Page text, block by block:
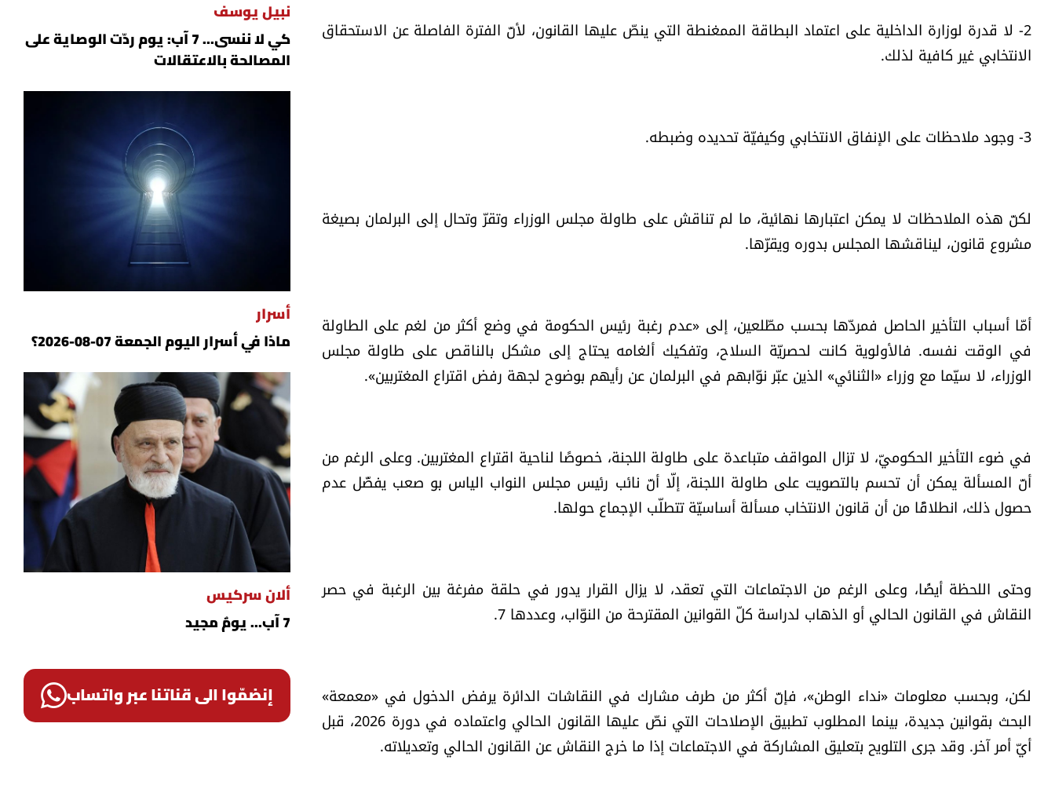
2- لا قدرة لوزارة الداخلية على اعتماد البطاقة الممغنطة التي ينصّ عليها القانون، لأنّ الفترة الفاصلة عن الاستحقاق
الانتخابي غير كافية لذلك.
3- وجود ملاحظات على الإنفاق الانتخابي وكيفيّة تحديده وضبطه.
لكنّ هذه الملاحظات لا يمكن اعتبارها نهائية، ما لم تناقش على طاولة مجلس الوزراء وتقرّ وتحال إلى البرلمان بصيغة
مشروع قانون، ليناقشها المجلس بدوره ويقرّها.
أمّا أسباب التأخير الحاصل فمردّها بحسب مطّلعين، إلى «عدم رغبة رئيس الحكومة في وضع أكثر من لغم على الطاولة
في الوقت نفسه. فالأولوية كانت لحصريّة السلاح، وتفكيك ألغامه يحتاج إلى مشكل بالناقص على طاولة مجلس
الوزراء، لا سيّما مع وزراء «الثنائي» الذين عبّر نوّابهم في البرلمان عن رأيهم بوضوح لجهة رفض اقتراع المغتربين».
في ضوء التأخير الحكوميّ، لا تزال المواقف متباعدة على طاولة اللجنة، خصوصًا لناحية اقتراع المغتربين. وعلى الرغم من
أنّ المسألة يمكن أن تحسم بالتصويت على طاولة اللجنة، إلّا أنّ نائب رئيس مجلس النواب الياس بو صعب يفضّل عدم
حصول ذلك، انطلاقًا من أن قانون الانتخاب مسألة أساسيّة تتطلّب الإجماع حولها.
وحتى اللحظة أيضًا، وعلى الرغم من الاجتماعات التي تعقد، لا يزال القرار يدور في حلقة مفرغة بين الرغبة في حصر
النقاش في القانون الحالي أو الذهاب لدراسة كلّ القوانين المقترحة من النوّاب، وعددها 7.
لكن، وبحسب معلومات «نداء الوطن»، فإنّ أكثر من طرف مشارك في النقاشات الدائرة يرفض الدخول في «معمعة»
البحث بقوانين جديدة، بينما المطلوب تطبيق الإصلاحات التي نصّ عليها القانون الحالي واعتماده في دورة 2026، قبل
أيّ أمر آخر. وقد جرى التلويح بتعليق المشاركة في الاجتماعات إذا ما خرج النقاش عن القانون الحالي وتعديلاته.
نبيل يوسف
كي لا ننسى... 7 آب: يوم ردّت الوصاية على
المصالحة بالاعتقالات
أسرار
ماذا في أسرار اليوم الجمعة 07-08-2026؟
ألان سركيس
7 آب... يومٌ مجيد
إنضمّوا الى قناتنا عبر واتساب